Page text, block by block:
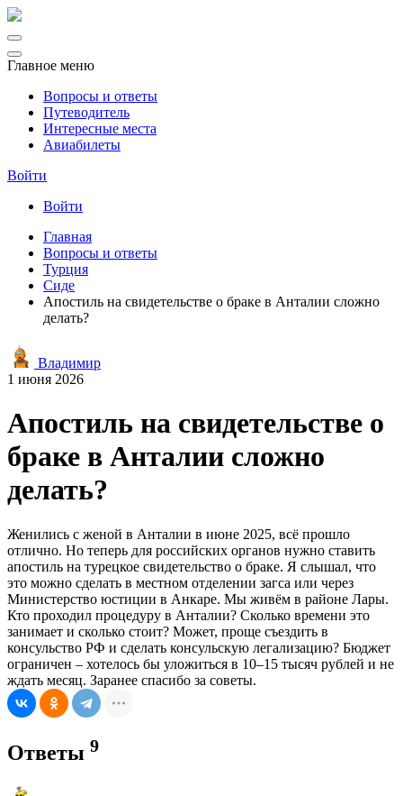
Главное меню
Вопросы и ответы
Путеводитель
Интересные места
Авиабилеты
Войти
Войти
Главная
Вопросы и ответы
Турция
Сиде
Апостиль на свидетельстве о браке в Анталии сложно
делать?
Владимир
1 июня 2026
Апостиль на свидетельстве о
браке в Анталии сложно
делать?
Женились с женой в Анталии в июне 2025, всё прошло
отлично. Но теперь для российских органов нужно ставить
апостиль на турецкое свидетельство о браке. Я слышал, что
это можно сделать в местном отделении загса или через
Министерство юстиции в Анкаре. Мы живём в районе Лары.
Кто проходил процедуру в Анталии? Сколько времени это
занимает и сколько стоит? Может, проще съездить в
консульство РФ и сделать консульскую легализацию? Бюджет
ограничен – хотелось бы уложиться в 10–15 тысяч рублей и не
ждать месяц. Заранее спасибо за советы.
Ответы 9